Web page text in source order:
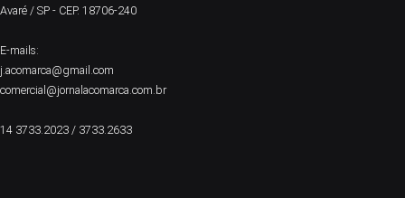
Avaré / SP - CEP. 18706-240
E-mails:
j.acomarca@gmail.com
comercial@jornalacomarca.com.br
14 3733.2023 / 3733.2633